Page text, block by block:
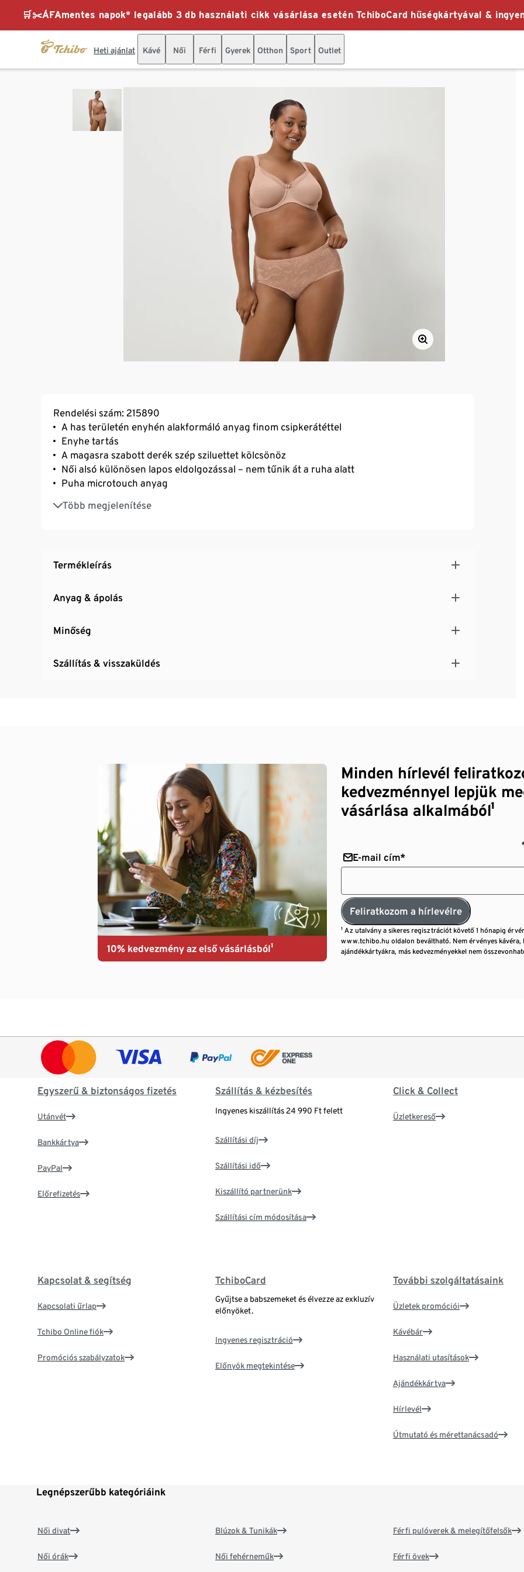
🛒✂️ÁFAmentes napok* legalább 3 db használati cikk vásárlása esetén TchiboCard hűségkártyával &
Heti ajánlat Kávé Női Férfi Gyerek Otthon Sport Outlet
Rendelési szám: 215890
A has területén enyhén alakformáló anyag finom csipkerátéttel
Enyhe tartás
A magasra szabott derék szép sziluettet kölcsönöz
Női alsó különösen lapos eldolgozással – nem tűnik át a ruha alatt
Puha microtouch anyag
Több megjelenítése
Tartós és a mosást rendkívül jól tűrő, kiváló minőségű, márkás elasztánnal
Pamut lépésbetét
Termékleírás
Anyag & ápolás
Minőség
Szállítás & visszaküldés
10% kedvezmény az első vásárlásból¹
Minden hírlevél
kedvezménnyel lepjük
vásárlása alkalmából¹
E-mail cím*
Feliratkozom a hírlevélre
¹ Az utalvány a sikeres regisztrációt követő 1 hónapig
www.tchibo.hu oldalon beváltható. Nem érvényes kávéra,
ajándékkártyákra, más kedvezményekkel nem
Egyszerű & biztonságos fizetés
Utánvét
Bankkártya
PayPal
Előrefizetés
Szállítás & kézbesítés
Ingyenes kiszállítás 24 990 Ft felett
Szállítási díj
Szállítási idő
Kiszállító partnerünk
Szállítási cím módosítása
Click & Collect
Üzletkereső
Kapcsolat & segítség
Kapcsolati űrlap
Tchibo Online fiók
Promóciós szabályzatok
TchiboCard
Gyűjtse a babszemeket és élvezze az exkluzív
előnyöket.
Ingyenes regisztráció
Előnyök megtekintése
További szolgáltatásaink
Üzletek promóciói
Kávébár
Használati utasítások
Ajándékkártya
Hírlevél
Útmutató és mérettanácsadó
Legnépszerűbb kategóriáink
Női divat
Női órák
Blúzok & Tunikák
Női fehérneműk
Férfi pulóverek & melegítőfelsők
Férfi övek